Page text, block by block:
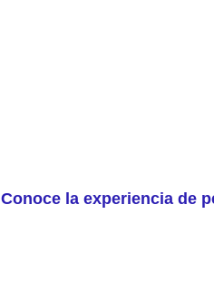
Conoce la experiencia de